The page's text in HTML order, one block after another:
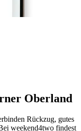
Oberland
Rückzug, gutes
weekend4two findest